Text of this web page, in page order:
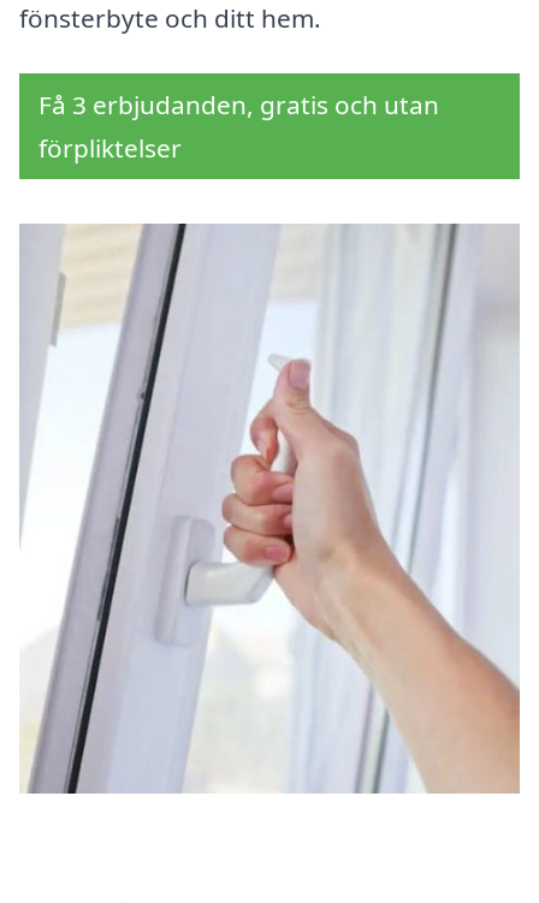
fönsterbyte och ditt hem.
Få 3 erbjudanden, gratis och utan
förpliktelser